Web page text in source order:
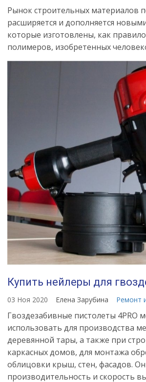
Рынок строительных материалов
расширяется и дополняется
которые изготовлены, как
полимеров, изобретенных
Купить нейлеры для
03 Ноя 2020 Елена Зарубина Ремонт
Гвоздезабивные пистолеты 4PRO
использовать для производства
деревянной тары, а также при
каркасных домов, для монтажа
облицовки крыш, стен, фасадов.
производительность и скорость